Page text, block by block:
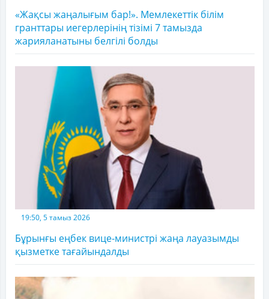
«Жақсы жаңалығым бар!». Мемлекеттік білім
гранттары иегерлерінің тізімі 7 тамызда
жарияланатыны белгілі болды
19:50, 5 тамыз 2026
Бұрынғы еңбек вице-министрі жаңа лауазымды
қызметке тағайындалды